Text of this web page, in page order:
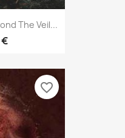
The Veil...
favorite_border